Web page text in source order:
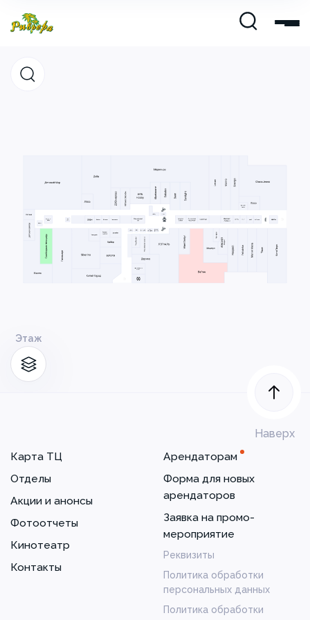
Развлечения и кино
Услуги и сервис
Свободная площадь
Этаж
Наверх
Карта ТЦ
Отделы
Акции и анонсы
Фотоотчеты
Кинотеатр
Контакты
Арендаторам
Форма для новых
арендаторов
Заявка на промо-
мероприятие
Реквизиты
Политика обработки
персональных данных
Политика обработки